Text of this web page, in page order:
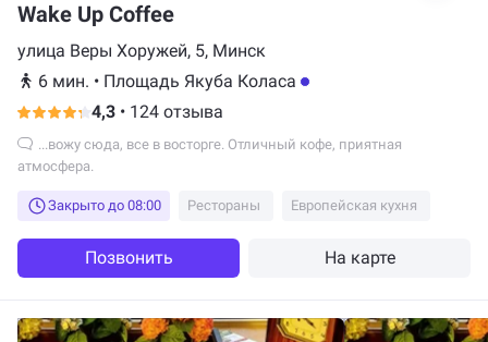
Wake Up Coffee
улица Веры Хоружей, 5, Минск
6 мин. • Площадь Якуба Коласа
4,3 • 124 отзыва
атмосфера.
Закрыто до 08:00 Рестораны Европейская кухня
Позвонить На карте